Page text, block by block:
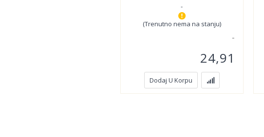
-
(Trenutno nema na stanju)
24,91
Dodaj U Korpu